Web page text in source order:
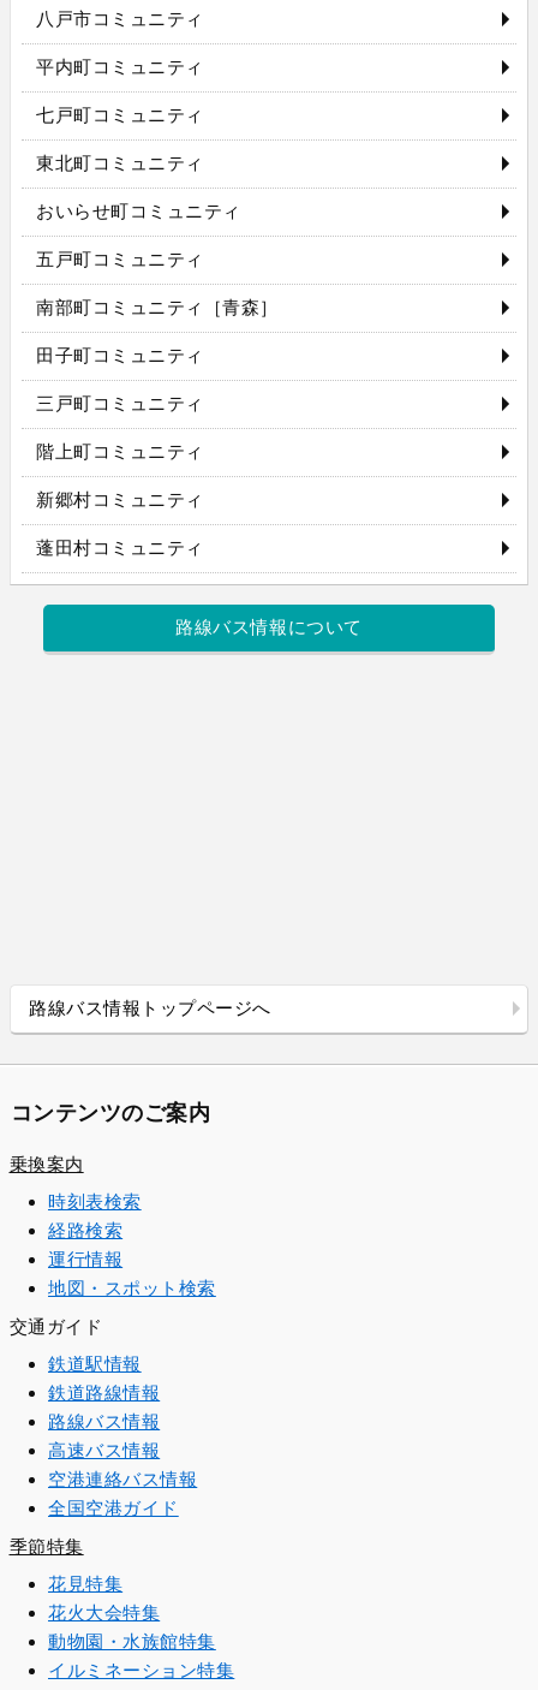
八戸市コミュニティ
平内町コミュニティ
七戸町コミュニティ
東北町コミュニティ
おいらせ町コミュニティ
五戸町コミュニティ
南部町コミュニティ［青森］
田子町コミュニティ
三戸町コミュニティ
階上町コミュニティ
新郷村コミュニティ
蓬田村コミュニティ
路線バス情報について
路線バス情報トップページへ
コンテンツのご案内
乗換案内
時刻表検索
経路検索
運行情報
地図・スポット検索
交通ガイド
鉄道駅情報
鉄道路線情報
路線バス情報
高速バス情報
空港連絡バス情報
全国空港ガイド
季節特集
花見特集
花火大会特集
動物園・水族館特集
イルミネーション特集